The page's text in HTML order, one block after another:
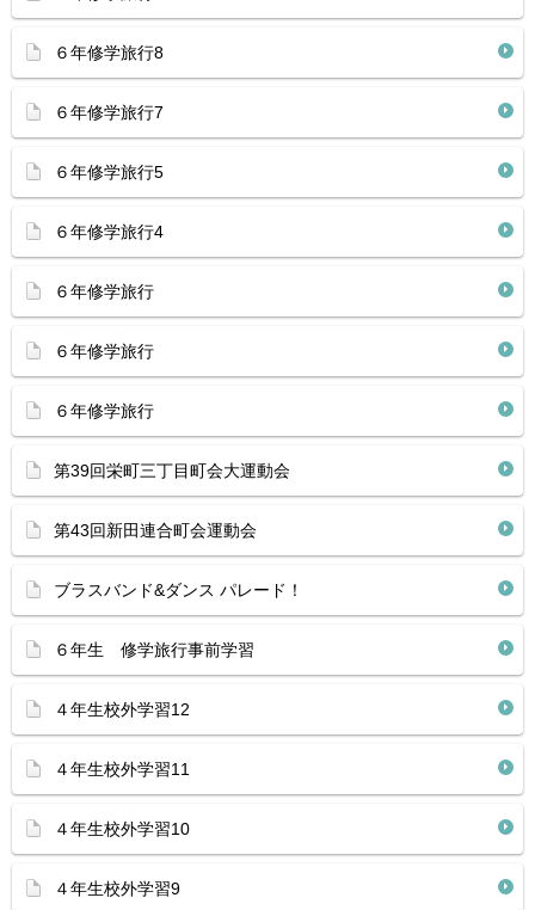
６年修学旅行8
６年修学旅行7
６年修学旅行5
６年修学旅行4
６年修学旅行
６年修学旅行
６年修学旅行
第39回栄町三丁目町会大運動会
第43回新田連合町会運動会
ブラスバンド&ダンス パレード！
６年生 修学旅行事前学習
４年生校外学習12
４年生校外学習11
４年生校外学習10
４年生校外学習9